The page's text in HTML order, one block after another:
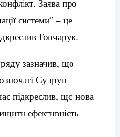
Заява про
системи” – це
Гончарук.
зазначив, що
Супрун
підкреслив, що нова
ефективність